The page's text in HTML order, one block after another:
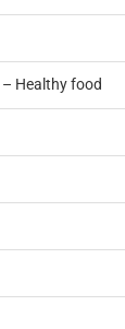
Healthy food